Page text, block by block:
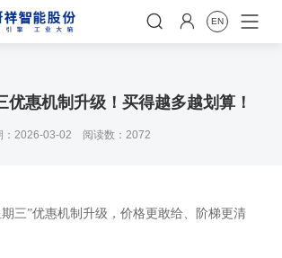
  EN
优惠机制升级！买得越多越划算！
：2026-03-02 阅读数：2072
三”优惠机制升级，价格更敢给、阶梯更清